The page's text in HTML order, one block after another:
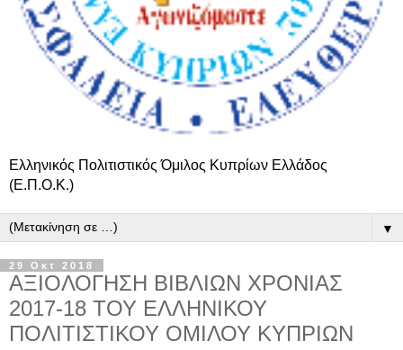
Ελληνικός Πολιτιστικός Όμιλος Κυπρίων Ελλάδος
(Ε.Π.Ο.Κ.)
▼
29 Οκτ 2018
ΑΞΙΟΛΟΓΗΣΗ ΒΙΒΛΙΩΝ ΧΡΟΝΙΑΣ
2017-18 ΤΟΥ ΕΛΛΗΝΙΚΟΥ
ΠΟΛΙΤΙΣΤΙΚΟΥ ΟΜΙΛΟΥ ΚΥΠΡΙΩΝ